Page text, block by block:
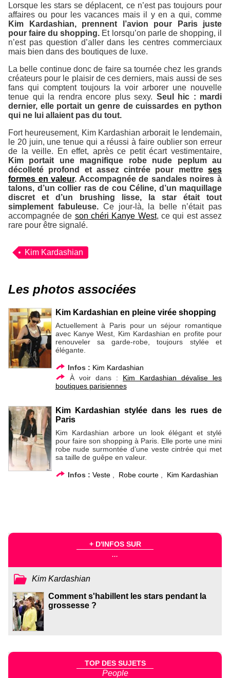
Lorsque les stars se déplacent, ce n’est pas toujours pour
affaires ou pour les vacances mais il y en a qui, comme
Kim Kardashian, prennent l’avion pour Paris juste
pour faire du shopping. Et lorsqu’on parle de shopping, il
n’est pas question d’aller dans les centres commerciaux
mais bien dans des boutiques de luxe.
La belle continue donc de faire sa tournée chez les grands
créateurs pour le plaisir de ces derniers, mais aussi de ses
fans qui comptent toujours la voir arborer une nouvelle
tenue qui la rendra encore plus sexy. Seul hic : mardi
dernier, elle portait un genre de cuissardes en python
qui ne lui allaient pas du tout.
Fort heureusement, Kim Kardashian arborait le lendemain,
le 20 juin, une tenue qui a réussi à faire oublier son erreur
de la veille. En effet, après ce petit écart vestimentaire,
Kim portait une magnifique robe nude peplum au
décolleté profond et assez cintrée pour mettre ses
formes en valeur. Accompagnée de sandales noires à
talons, d’un collier ras de cou Céline, d’un maquillage
discret et d’un brushing lisse, la star était tout
simplement fabuleuse.Ce jour-là, la belle n’était pas
accompagnée de son chéri Kanye West, ce qui est assez
rare pour être signalé.
Kim Kardashian
Les photos associées
Kim Kardashian en pleine virée shopping
Actuellement à Paris pour un séjour romantique
avec Kanye West, Kim Kardashian en profite pour
renouveler sa garde-robe, toujours stylée et
élégante.
Infos : Kim Kardashian
À voir dans : Kim Kardashian dévalise les
boutiques parisiennes
Kim Kardashian stylée dans les rues de
Paris
Kim Kardashian arbore un look élégant et stylé
pour faire son shopping à Paris. Elle porte une mini
robe nude surmontée d’une veste cintrée qui met
sa taille de guêpe en valeur.
Infos : Veste, Robe courte, Kim Kardashian
+ D'INFOS SUR
...
Kim Kardashian
Comment s'habillent les stars pendant la
grossesse ?
TOP DES SUJETS
People